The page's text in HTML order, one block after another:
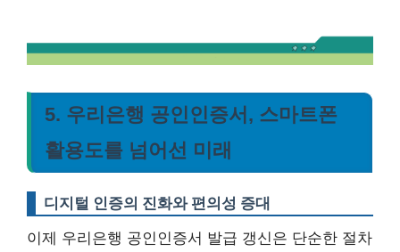
5. 우리은행 공인인증서, 스마트폰
활용도를 넘어선 미래
디지털 인증의 진화와 편의성 증대
이제 우리은행 공인인증서 발급 갱신은 단순한 절차